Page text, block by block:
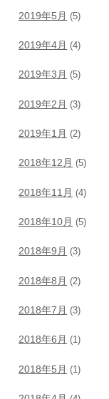
2019年5月 (5)
2019年4月 (4)
2019年3月 (5)
2019年2月 (3)
2019年1月 (2)
2018年12月 (5)
2018年11月 (4)
2018年10月 (5)
2018年9月 (3)
2018年8月 (2)
2018年7月 (3)
2018年6月 (1)
2018年5月 (1)